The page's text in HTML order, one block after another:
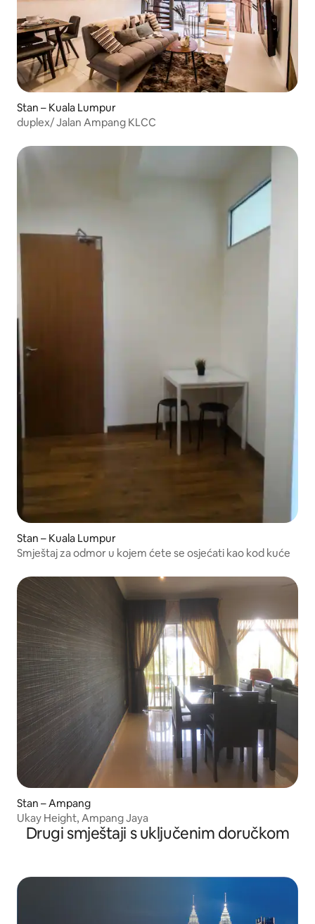
Stan – Kuala Lumpur
duplex/ Jalan Ampang KLCC
Stan – Kuala Lumpur
Smještaj za odmor u kojem ćete se osjećati kao kod kuće
Stan – Ampang
Ukay Height, Ampang Jaya
Drugi smještaji s uključenim doručkom